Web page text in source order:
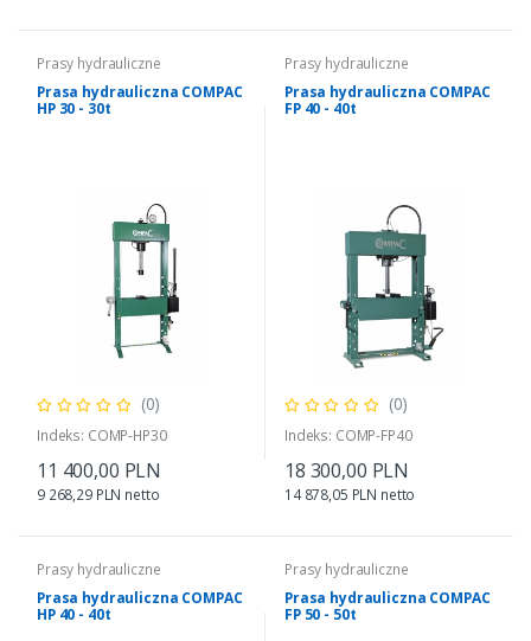
Prasy hydrauliczne
Prasa hydrauliczna COMPAC
HP 30 - 30t
(0)
Indeks: COMP-HP30
11 400,00 PLN
9 268,29 PLN netto
Prasy hydrauliczne
Prasa hydrauliczna COMPAC
FP 40 - 40t
(0)
Indeks: COMP-FP40
18 300,00 PLN
14 878,05 PLN netto
Prasy hydrauliczne
Prasa hydrauliczna COMPAC
HP 40 - 40t
Prasy hydrauliczne
Prasa hydrauliczna COMPAC
FP 50 - 50t